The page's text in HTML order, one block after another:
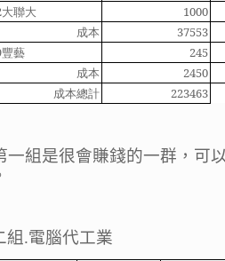
大聯大 1000
成本
37553
豐藝 245
成本
2450
成本總計
223463
一組是很會賺錢的一群，可
組.電腦代工業